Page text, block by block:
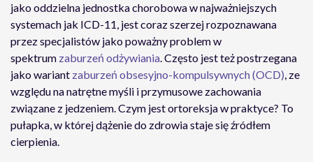
jako oddzielna jednostka chorobowa w najważniejszych
systemach jak ICD-11, jest coraz szerzej rozpoznawana
przez specjalistów jako poważny problem w
spektrum zaburzeń odżywiania. Często jest też postrzegana
jako wariant zaburzeń obsesyjno-kompulsywnych (OCD), ze
względu na natrętne myśli i przymusowe zachowania
związane z jedzeniem. Czym jest ortoreksja w praktyce? To
pułapka, w której dążenie do zdrowia staje się źródłem
cierpienia.